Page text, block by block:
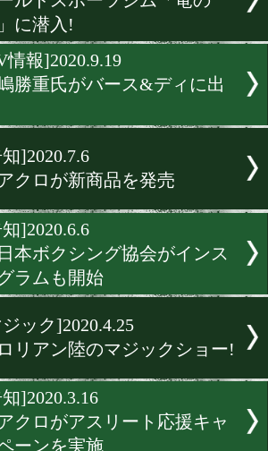
きるジム
[TV情報]2020.10.6
ジロリアン陸が人気バラエ
[大浴場紹介]2020.10.4
ワールドスポーツジム「竜
湯」に潜入!
[TV情報]2020.9.19
川嶋勝重氏がバース&ディ
演
[告知]2020.7.6
ジアクロが新商品を発売